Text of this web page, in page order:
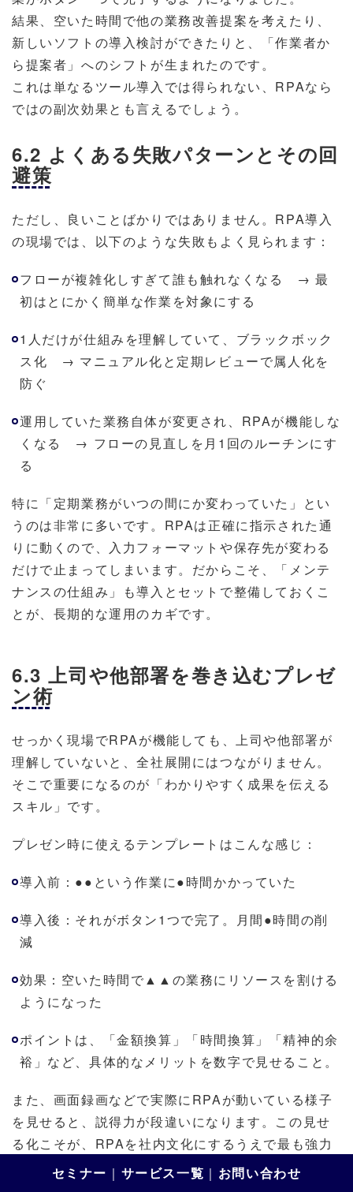
セミナー ｜ サービス一覧 ｜ お問い合わせ
結果、空いた時間で他の業務改善提案を考えたり、
新しいソフトの導入検討ができたりと、「作業者か
ら提案者」へのシフトが生まれたのです。
これは単なるツール導入では得られない、RPAなら
ではの副次効果とも言えるでしょう。
6.2 よくある失敗パターンとその回
避策
ただし、良いことばかりではありません。RPA導入
の現場では、以下のような失敗もよく見られます：
フローが複雑化しすぎて誰も触れなくなる → 最
初はとにかく簡単な作業を対象にする
1人だけが仕組みを理解していて、ブラックボック
ス化 → マニュアル化と定期レビューで属人化を
防ぐ
運用していた業務自体が変更され、RPAが機能しな
くなる → フローの見直しを月1回のルーチンにす
る
特に「定期業務がいつの間にか変わっていた」とい
うのは非常に多いです。RPAは正確に指示された通
りに動くので、入力フォーマットや保存先が変わる
だけで止まってしまいます。だからこそ、「メンテ
ナンスの仕組み」も導入とセットで整備しておくこ
とが、長期的な運用のカギです。
6.3 上司や他部署を巻き込むプレゼ
ン術
せっかく現場でRPAが機能しても、上司や他部署が
理解していないと、全社展開にはつながりません。
そこで重要になるのが「わかりやすく成果を伝える
スキル」です。
プレゼン時に使えるテンプレートはこんな感じ：
導入前：●●という作業に●時間かかっていた
導入後：それがボタン1つで完了。月間●時間の削
減
効果：空いた時間で▲▲の業務にリソースを割ける
ようになった
ポイントは、「金額換算」「時間換算」「精神的余
裕」など、具体的なメリットを数字で見せること。
また、画面録画などで実際にRPAが動いている様子
を見せると、説得力が段違いになります。この見せ
る化こそが、RPAを社内文化にするうえで最も強力
な武器です。